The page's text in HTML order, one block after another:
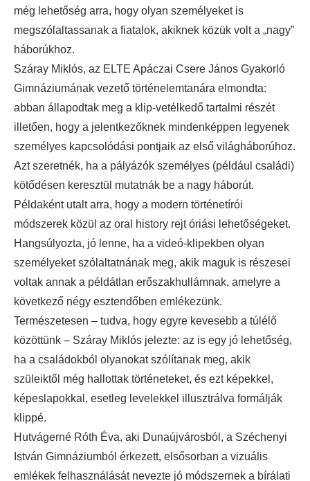
még lehetőség arra, hogy olyan személyeket is
megszólaltassanak a fiatalok, akiknek közük volt a „nagy”
háborúkhoz.
Száray Miklós, az ELTE Apáczai Csere János Gyakorló
Gimnáziumának vezető történelemtanára elmondta:
abban állapodtak meg a klip-vetélkedő tartalmi részét
illetően, hogy a jelentkezőknek mindenképpen legyenek
személyes kapcsolódási pontjaik az első világháborúhoz.
Azt szeretnék, ha a pályázók személyes (például családi)
kötődésen keresztül mutatnák be a nagy háborút.
Példaként utalt arra, hogy a modern történetírói
módszerek közül az oral history rejt óriási lehetőségeket.
Hangsúlyozta, jó lenne, ha a videó-klipekben olyan
személyeket szólaltatnának meg, akik maguk is részesei
voltak annak a példátlan erőszakhullámnak, amelyre a
következő négy esztendőben emlékezünk.
Természetesen – tudva, hogy egyre kevesebb a túlélő
közöttünk – Száray Miklós jelezte: az is egy jó lehetőség,
ha a családokból olyanokat szólítanak meg, akik
szüleiktől még hallottak történeteket, és ezt képekkel,
képeslapokkal, esetleg levelekkel illusztrálva formálják
klippé.
Hutvágerné Róth Éva, aki Dunaújvárosból, a Széchenyi
István Gimnáziumból érkezett, elsősorban a vizuális
emlékek felhasználását nevezte jó módszernek a bírálati